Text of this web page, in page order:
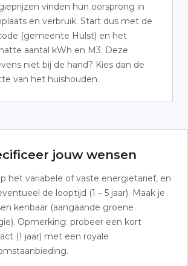
vinden hun oorsprong in
en verbruik. Start dus met de
(gemeente Hulst) en het
aantal kWh en M3. Deze
niet bij de hand? Kies dan de
van het huishouden.
jouw wensen
het variabele of vaste energietarief, en
de looptijd (1 – 5 jaar). Maak je
kenbaar (aangaande groene
Opmerking: probeer een kort
(1 jaar) met een royale